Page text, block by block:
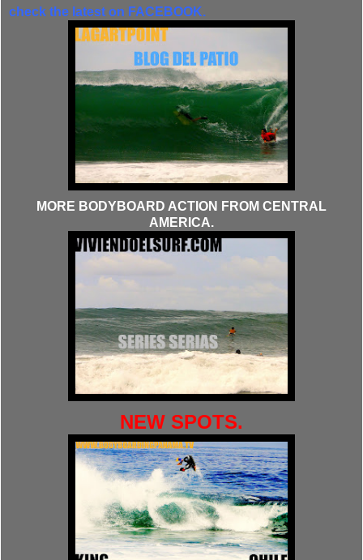
check the latest on FACEBOOK.
MORE BODYBOARD ACTION FROM CENTRAL
AMERICA.
NEW SPOTS.